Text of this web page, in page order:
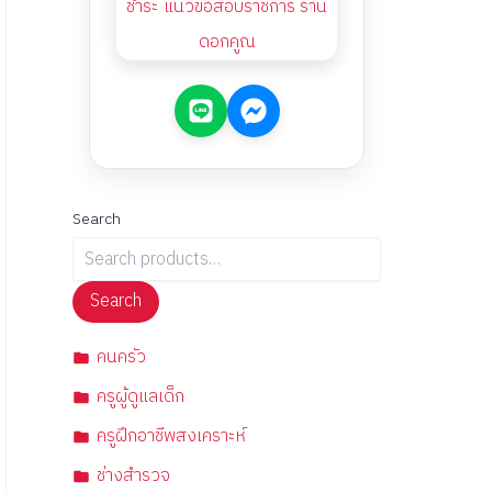
Search
Search
คนครัว
ครูผู้ดูแลเด็ก
ครูฝึกอาชีพสงเคราะห์
ช่างสำรวจ